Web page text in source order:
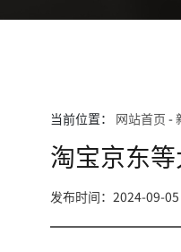
当前位置： 网站首页 -
淘宝京东
发布时间：2024-09-05